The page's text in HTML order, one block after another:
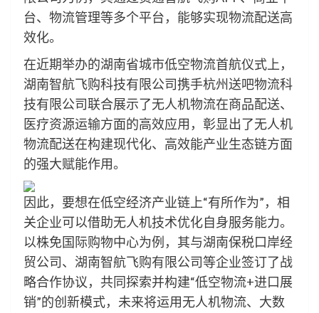
台、物流管理等多个平台，能够实现物流配送高
效化。
在近期举办的湖南省城市低空物流首航仪式上，
湖南智航飞购科技有限公司携手杭州送吧物流科
技有限公司联合展示了无人机物流在商品配送、
医疗资源运输方面的高效应用，彰显出了无人机
物流配送在构建现代化、高效能产业生态链方面
的强大赋能作用。
因此，要想在低空经济产业链上“有所作为”，相
关企业可以借助无人机技术优化自身服务能力。
以株免国际购物中心为例，其与湖南保税口岸经
贸公司、湖南智航飞购有限公司等企业签订了战
略合作协议，共同探索并构建“低空物流+进口展
销”的创新模式，未来将运用无人机物流、大数